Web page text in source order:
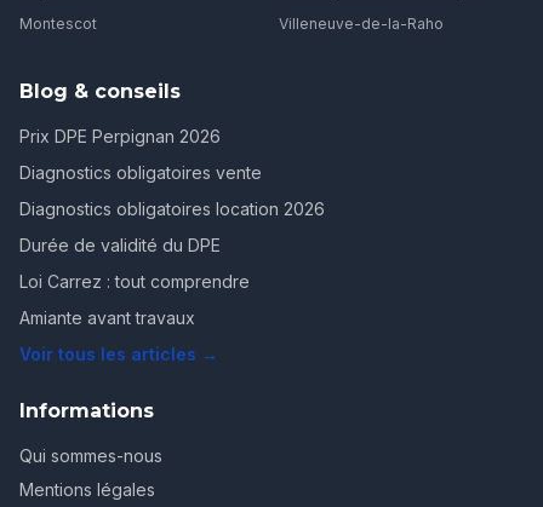
Montescot
Villeneuve-de-la-Raho
Blog & conseils
Prix DPE Perpignan 2026
Diagnostics obligatoires vente
Diagnostics obligatoires location 2026
Durée de validité du DPE
Loi Carrez : tout comprendre
Amiante avant travaux
Voir tous les articles →
Informations
Qui sommes-nous
Mentions légales